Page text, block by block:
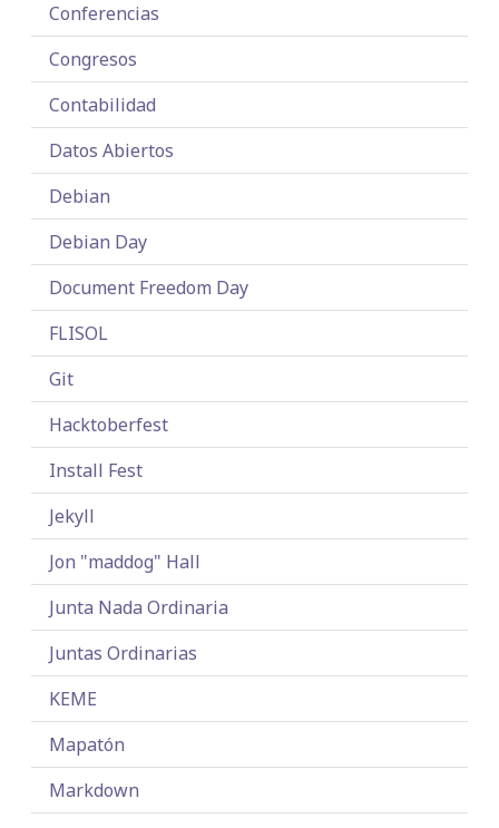
Conferencias
Congresos
Contabilidad
Datos Abiertos
Debian
Debian Day
Document Freedom Day
FLISOL
Git
Hacktoberfest
Install Fest
Jekyll
Jon "maddog" Hall
Junta Nada Ordinaria
Juntas Ordinarias
KEME
Mapatón
Markdown